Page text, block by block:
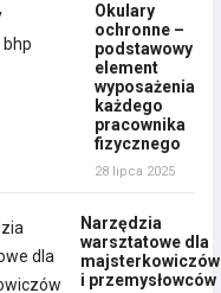
Okulary
ochronne –
podstawowy
element
wyposażenia
każdego
pracownika
fizycznego
28 lipca 2025
Narzędzia
warsztatowe dla
majsterkowiczów
i przemysłowców